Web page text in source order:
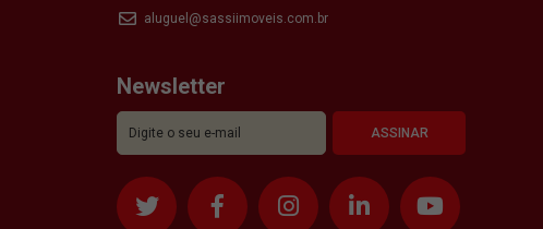
aluguel@sassiimoveis.com.br
Newsletter